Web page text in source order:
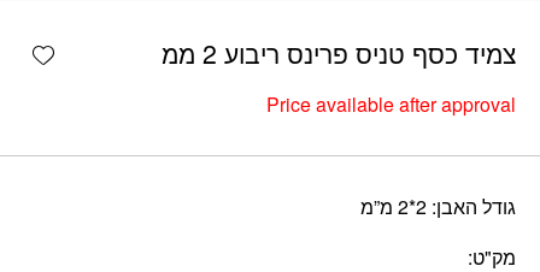
צמיד כסף טניס פרינס ריבוע 2 ממ
Price available after approval
גודל האבן: 2*2 מ”מ
מק"ט: